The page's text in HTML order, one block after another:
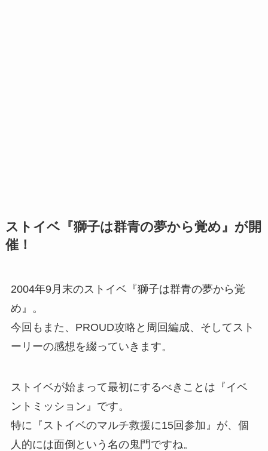
ストイベ『獅子は群青の夢から覚め』が開
催！
2004年9月末のストイベ『獅子は群青の夢から覚
め』。
今回もまた、PROUD攻略と周回編成、そしてスト
ーリーの感想を綴っていきます。
ストイベが始まって最初にするべきことは『イベ
ントミッション』です。
特に『ストイベのマルチ救援に15回参加』が、個
人的には面倒という名の鬼門ですね。